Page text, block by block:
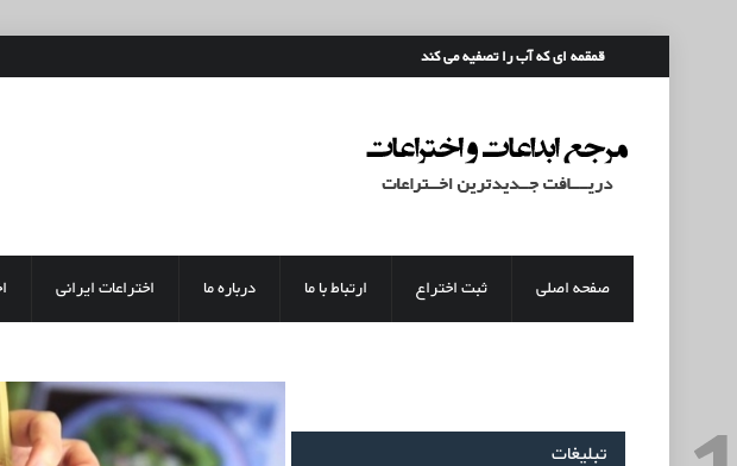
قمقمه ای که آب را تصفیه می کند
صفحه اصلی ثبت اختراع ارتباط با ما درباره ما اختراعات ایرانی
تبلیغات